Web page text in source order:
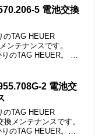
もチェックして。パ
5 電池交換
のTAG HEUER
ンテナンスです。
のTAG HEUER。 定
ェックして。...
2 電池交
のTAG HEUER
換メンテナンスです。
のTAG HEUER。竜